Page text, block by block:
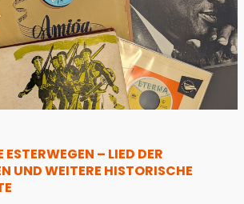
– LIED DER
UND WEITERE HISTORISCHE